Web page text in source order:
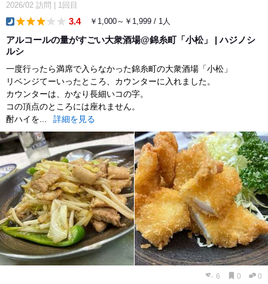
2026/02 訪問 1回目
3.4 ￥1,000～￥1,999 / 1人
アルコールの量がすごい大衆酒場@錦糸町「小松」 | ハジノシ
ルシ
一度行ったら満席で入らなかった錦糸町の大衆酒場「小松」
リベンジてーいったところ、カウンターに入れました。
カウンターは、かなり長細いコの字。
コの頂点のところには座れません。
酎ハイを...
詳細を見る
6 0 0